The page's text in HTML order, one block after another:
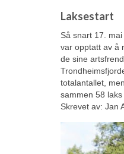
Laksestart
Så snart 17.
var opptatt av å
de sine
totalantallet,
sammen 58
Skrevet av: Jan